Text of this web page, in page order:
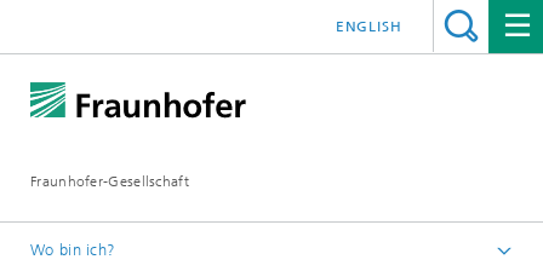
Fraunhofer-Gesellschaft
ENGLISH
Wo bin ich?